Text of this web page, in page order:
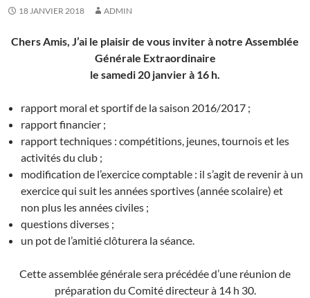
18 JANVIER 2018 ADMIN
Chers Amis, J’ai le plaisir de vous inviter à notre Assemblée
Générale Extraordinaire
le samedi 20 janvier à 16 h.
rapport moral et sportif de la saison 2016/2017 ;
rapport financier ;
rapport techniques : compétitions, jeunes, tournois et les
activités du club ;
modification de l’exercice comptable : il s’agit de revenir à un
exercice qui suit les années sportives (année scolaire) et
non plus les années civiles ;
questions diverses ;
un pot de l’amitié clôturera la séance.
Cette assemblée générale sera précédée d’une réunion de
préparation du Comité directeur à 14 h 30.